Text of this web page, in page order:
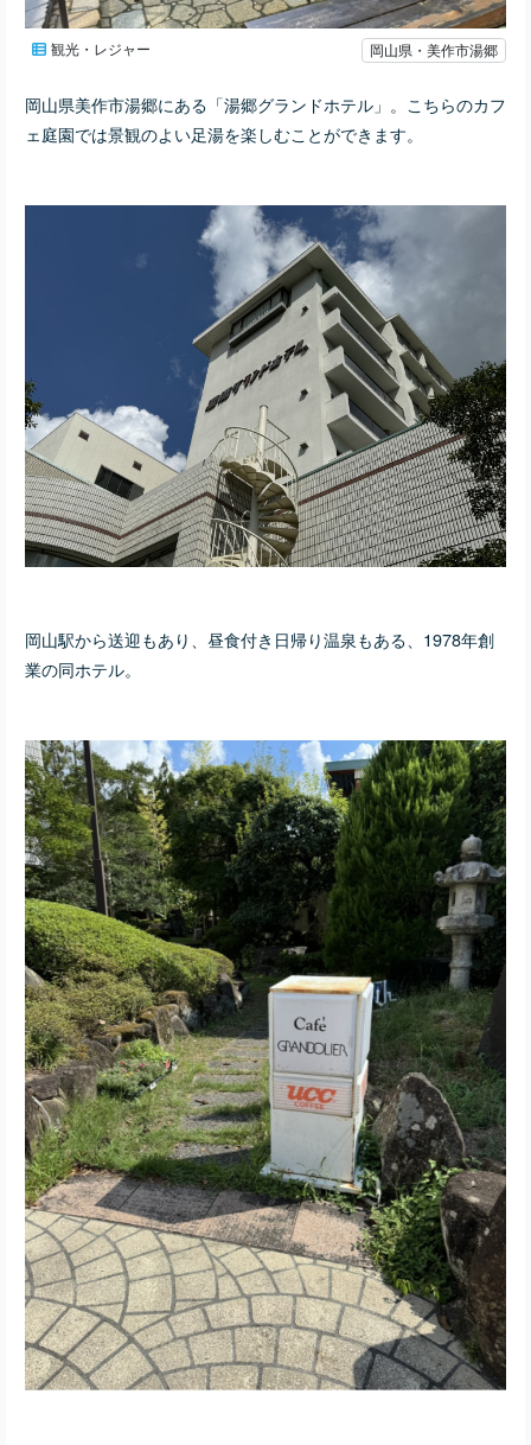
観光・レジャー 岡山県・美作市湯郷
岡山県美作市湯郷にある「湯郷グランドホテル」。こちらのカフ
ェ庭園では景観のよい足湯を楽しむことができます。
岡山駅から送迎もあり、昼食付き日帰り温泉もある、1978年創
業の同ホテル。